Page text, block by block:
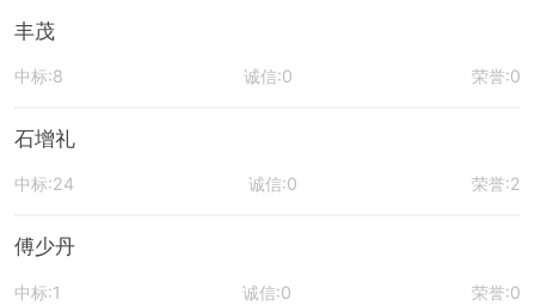
丰茂
中标:8 诚信:0 荣誉:0
石增礼
中标:24 诚信:0 荣誉:2
傅少丹
中标:1 诚信:0 荣誉:0